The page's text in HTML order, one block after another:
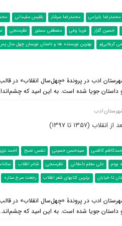
محمدرضا بایرامی محمدرضا سرشار بلقیس سلیمانی
حسین گلزار فریبا وفی مصطفی مستور نظرسنجی
کربلایی‌لو
بهترین نویسنده ها و داستان نویسان چهل سال
ادب در پروندۀ «چهل‌سال انقلاب» در
داستان جویا شده است. به این امید که
ادب
(۱۳۵۷ تا ۱۳۹۷)
کاظمی سیدحسن حسینی تنفس صبح احمد
بودم علی معلم دامغانی نظرسنجی شاعر انقلاب
تا خیابان برترین کتابهای شعر انقلاب رجعت سرخ ستاره
ادب در پروندۀ «چهل‌سال انقلاب» در
داستان جویا شده است. به این امید که